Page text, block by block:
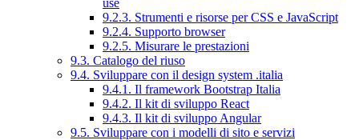
9.2.3. Strumenti e risorse per CSS e JavaScript
9.2.4. Supporto browser
9.2.5. Misurare le prestazioni
9.3. Catalogo del riuso
9.4. Sviluppare con il design system .italia
9.4.1. Il framework Bootstrap Italia
9.4.2. Il kit di sviluppo React
9.4.3. Il kit di sviluppo Angular
9.5. Sviluppare con i modelli di sito e servizi